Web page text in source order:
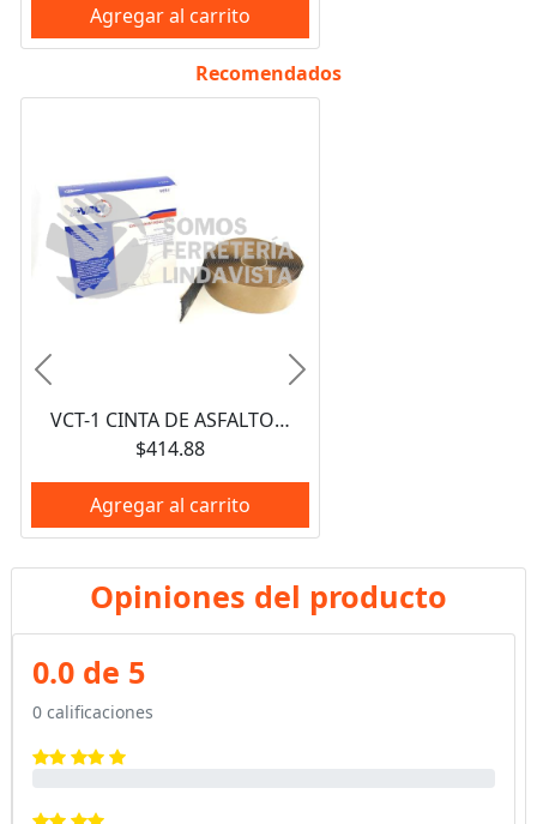
Agregar al carrito
Recomendados
VCT-1 CINTA DE ASFALTO AISLANTE DE CORCHO AVALY
$414.88
Agregar al carrito
Anterior Siguiente
Opiniones del producto
0.0 de 5
0 calificaciones